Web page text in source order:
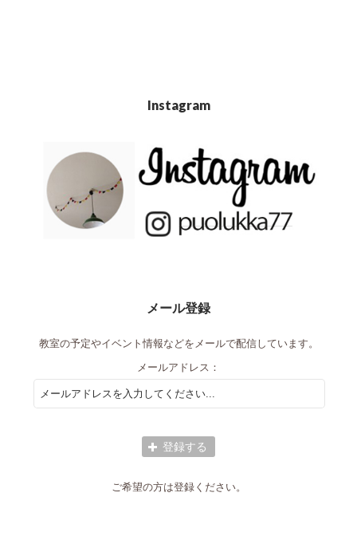
Instagram
メール登録
教室の予定やイベント情報などをメールで配信しています。
メールアドレス：
ご希望の方は登録ください。